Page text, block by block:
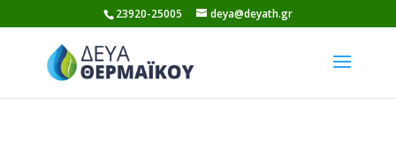
to
content
23920-25005 deya@deyath.gr